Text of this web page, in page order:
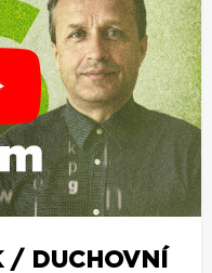
/ DUCHOVNÍ